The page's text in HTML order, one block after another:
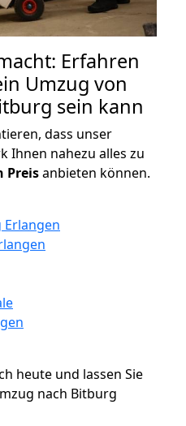
Erfahren
Umzug von
sein kann
dass unser
Ihnen nahezu alles zu
Preisanbieten können.
heute und lassen Sie
nach Bitburg